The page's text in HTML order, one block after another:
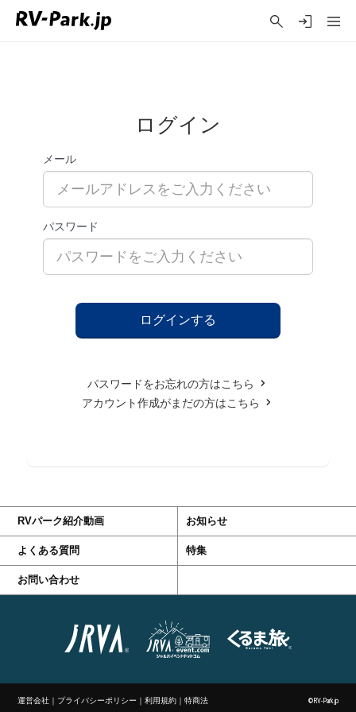
ログイン
メール
パスワード
パスワードをお忘れの方はこちら
アカウント作成がまだの方はこちら
RVパーク紹介動画 お知らせ
よくある質問 特集
お問い合わせ
運営会社 ｜ プライバシーポリシー ｜利用規約 ｜特商法 ©RV-Park.jp